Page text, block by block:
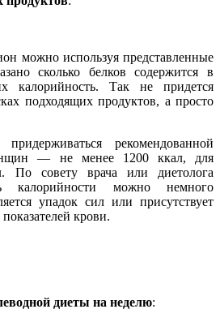
можно используя представленные
сколько белков содержится в
калорийность. Так не придется
подходящих продуктов, а просто
рекомендованной
― не менее 1200 ккал, для
совету врача или диетолога
калорийности можно немного
упадок сил или присутствует
крови.
диеты на неделю: